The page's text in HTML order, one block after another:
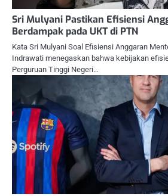
Sri Mulyani Pastikan Efisiensi
Berdampak pada UKT di PTN
Kata Sri Mulyani Soal Efisiensi Anggaran
Indrawati menegaskan bahwa kebijakan
Perguruan Tinggi Negeri…